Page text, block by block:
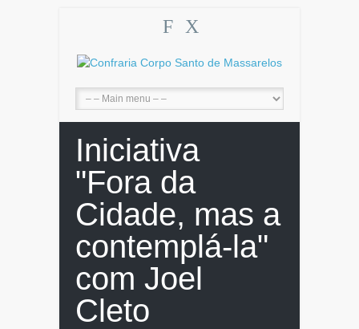
F X
Iniciativa
"Fora da
Cidade, mas a
contemplá-la"
com Joel
Cleto